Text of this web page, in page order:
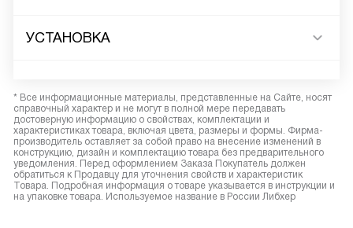
УСТАНОВКА
* Все информационные материалы, представленные на Сайте, носят
справочный характер и не могут в полной мере передавать
достоверную информацию о свойствах, комплектации и
характеристиках товара, включая цвета, размеры и формы. Фирма-
производитель оставляет за собой право на внесение изменений в
конструкцию, дизайн и комплектацию товара без предварительного
уведомления. Перед оформлением Заказа Покупатель должен
обратиться к Продавцу для уточнения свойств и характеристик
Товара. Подробная информация о товаре указывается в инструкции и
на упаковке товара. Используемое название в России Либхер